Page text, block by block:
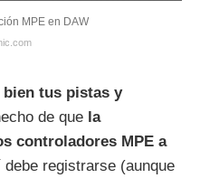
MPE en DAW
tus pistas y
de que la
controladores MPE a
registrarse (aunque